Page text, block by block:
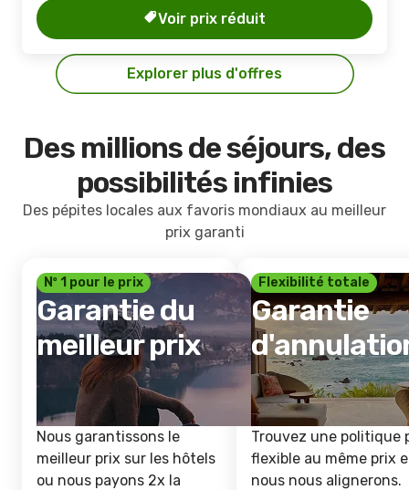
Voir prix réduit
Explorer plus d'offres
Des millions de séjours, des
possibilités infinies
Des pépites locales aux favoris mondiaux au meilleur
prix garanti
Nº 1 pour le prix
Garantie du
meilleur prix
Nous garantissons le
meilleur prix sur les hôtels
ou nous payons 2x la
Flexibilité totale
Garantie
Trouvez une politique
flexible au même prix
nous nous alignerons.